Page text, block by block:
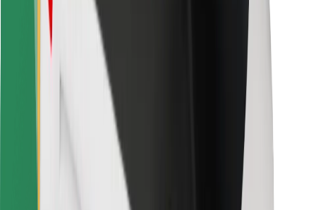
Za dostavljače
Bolt Food
Za vlasnike flota
Za restorane
Bolt for Business
Uvjeti i odredbe